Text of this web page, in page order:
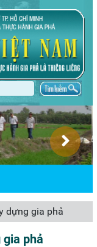
dựng gia phả
phả